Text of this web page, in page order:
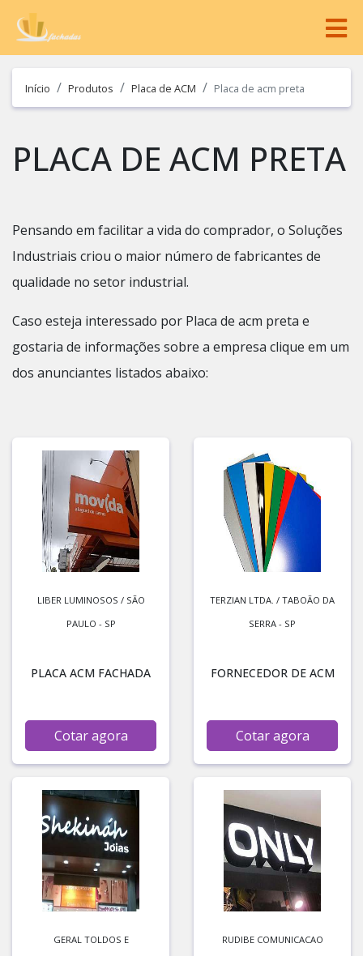
Início Produtos Placa de ACM Placa de acm preta
PLACA DE ACM PRETA
Pensando em facilitar a vida do comprador, o Soluções
Industriais criou o maior número de fabricantes de
qualidade no setor industrial.
Caso esteja interessado por Placa de acm preta e
gostaria de informações sobre a empresa clique em um
dos anunciantes listados abaixo:
LIBER LUMINOSOS / SÃO
PAULO - SP
PLACA ACM FACHADA
Cotar agora
TERZIAN LTDA. / TABOÃO DA
SERRA - SP
FORNECEDOR DE ACM
Cotar agora
GERAL TOLDOS E
RUDIBE COMUNICACAO